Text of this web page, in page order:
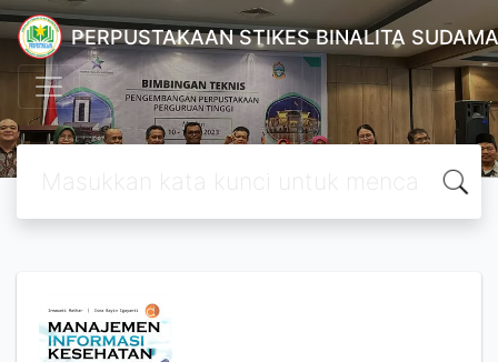
PERPUSTAKAAN STIKES BINALITA